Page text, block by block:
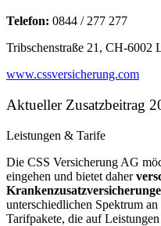
Telefon: 0844 / 277 277
Tribschenstraße 21, CH-6002
www.cssversicherung.com
Aktueller Zusatzbeitrag
Leistungen & Tarife
Die CSS Versicherung AG
eingehen und bietet daher
unterschiedlichen Spektrum
Tarifpakete, die auf